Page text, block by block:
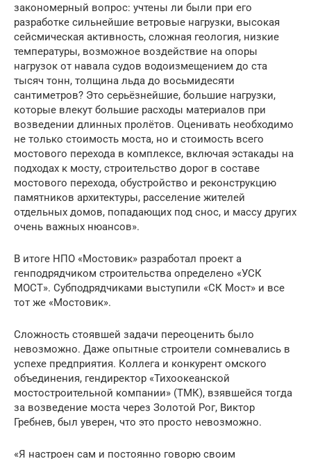
закономерный вопрос: учтены ли были при его
разработке сильнейшие ветровые нагрузки, высокая
сейсмическая активность, сложная геология, низкие
температуры, возможное воздействие на опоры
нагрузок от навала судов водоизмещением до ста
тысяч тонн, толщина льда до восьмидесяти
сантиметров? Это серьёзнейшие, большие нагрузки,
которые влекут большие расходы материалов при
возведении длинных пролётов. Оценивать необходимо
не только стоимость моста, но и стоимость всего
мостового перехода в комплексе, включая эстакады на
подходах к мосту, строительство дорог в составе
мостового перехода, обустройство и реконструкцию
памятников архитектуры, расселение жителей
отдельных домов, попадающих под снос, и массу других
очень важных нюансов».
В итоге НПО «Мостовик» разработал проект а
генподрядчиком строительства определено «УСК
МОСТ». Субподрядчиками выступили «СК Мост» и все
тот же «Мостовик».
Сложность стоявшей задачи переоценить было
невозможно. Даже опытные строители сомневались в
успехе предприятия. Коллега и конкурент омского
объединения, гендиректор «Тихоокеанской
мостостроительной компании» (ТМК), взявшейся тогда
за возведение моста через Золотой Рог, Виктор
Гребнев, был уверен, что это просто невозможно.
«Я настроен сам и постоянно говорю своим